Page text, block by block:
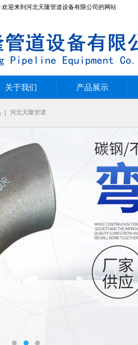
欢迎来到河北天隆管道设备有限公司的网站
关于我们 产品展示
河北天隆管道